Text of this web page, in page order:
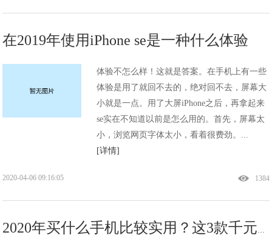
在2019年使用iPhone se是一种什么体验
体验不怎么样！这就是答案。在手机上有一些
体验是用了就回不去的，绝对回不去，屏幕大
小就是一点。用了大屏iPhone之后，再拿起来
se实在不知道以前是怎么用的。首先，屏幕太
小，浏览网页字体太小，看着很费劲。...
[详情]
1384
2020-04-06 09:16:05
2020年买什么手机比较实用？这3款千元机不会让你失望，性价比高